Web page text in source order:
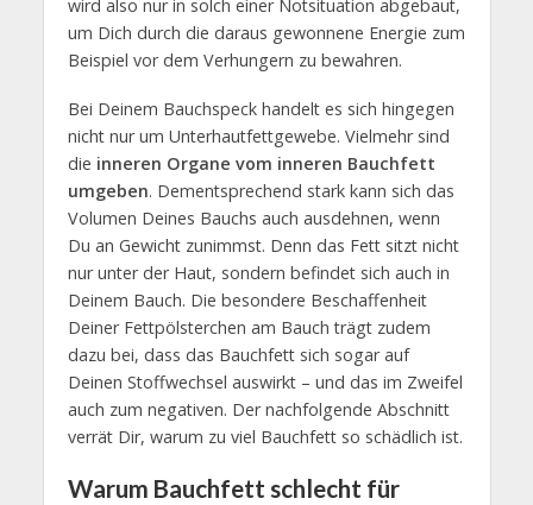
wird also nur in solch einer Notsituation abgebaut,
um Dich durch die daraus gewonnene Energie zum
Beispiel vor dem Verhungern zu bewahren.
Bei Deinem Bauchspeck handelt es sich hingegen
nicht nur um Unterhautfettgewebe. Vielmehr sind
die inneren Organe vom inneren Bauchfett
umgeben. Dementsprechend stark kann sich das
Volumen Deines Bauchs auch ausdehnen, wenn
Du an Gewicht zunimmst. Denn das Fett sitzt nicht
nur unter der Haut, sondern befindet sich auch in
Deinem Bauch. Die besondere Beschaffenheit
Deiner Fettpölsterchen am Bauch trägt zudem
dazu bei, dass das Bauchfett sich sogar auf
Deinen Stoffwechsel auswirkt – und das im Zweifel
auch zum negativen. Der nachfolgende Abschnitt
verrät Dir, warum zu viel Bauchfett so schädlich ist.
Warum Bauchfett schlecht für